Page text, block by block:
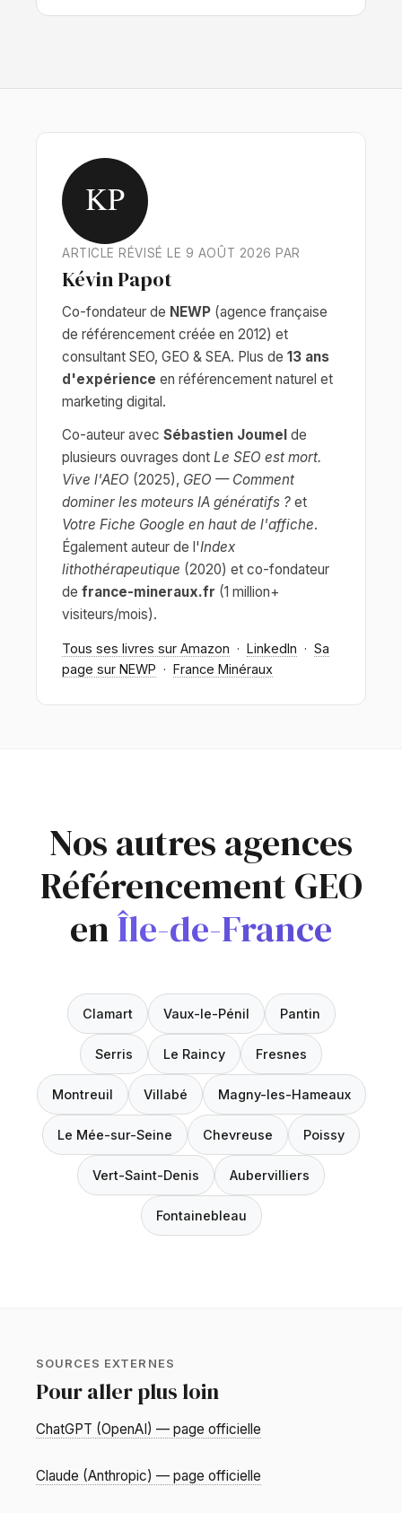
KP
ARTICLE RÉVISÉ LE 9 AOÛT 2026 PAR
Kévin Papot
Co-fondateur de NEWP (agence française
de référencement créée en 2012) et
consultant SEO, GEO & SEA. Plus de 13 ans
d'expérience en référencement naturel et
marketing digital.
Co-auteur avec Sébastien Joumel de
plusieurs ouvrages dont Le SEO est mort.
Vive l'AEO (2025), GEO — Comment
dominer les moteurs IA génératifs ? et
Votre Fiche Google en haut de l'affiche.
Également auteur de l'Index
lithothérapeutique (2020) et co-fondateur
de france-mineraux.fr (1 million+
visiteurs/mois).
Tous ses livres sur Amazon · LinkedIn · Sa
page sur NEWP · France Minéraux
Nos autres agences
Référencement GEO
enÎle-de-France
Clamart Vaux-le-Pénil Pantin
Serris Le Raincy Fresnes
Montreuil Villabé Magny-les-Hameaux
Le Mée-sur-Seine Chevreuse Poissy
Vert-Saint-Denis Aubervilliers
Fontainebleau
SOURCES EXTERNES
Pour aller plus loin
ChatGPT (OpenAI) — page officielle
Claude (Anthropic) — page officielle